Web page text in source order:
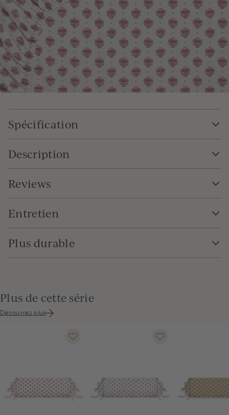
Spécification
Description
Reviews
Entretien
Plus durable
Plus de cette série
Découvrez plus